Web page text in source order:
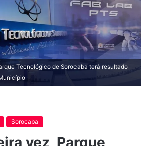
Tecnológico de Sorocaba terá resultado
Sorocaba
vez, Parque